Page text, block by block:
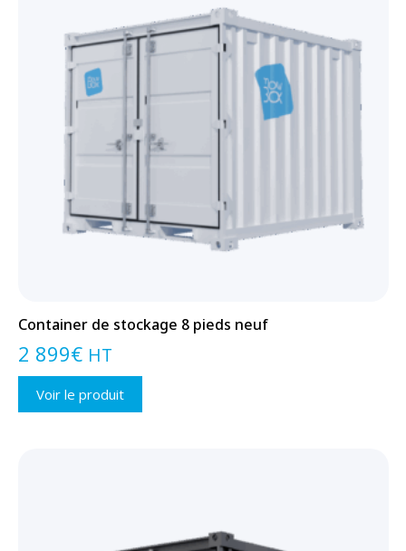
Container de stockage 8 pieds neuf
2 899€ HT
Voir le produit